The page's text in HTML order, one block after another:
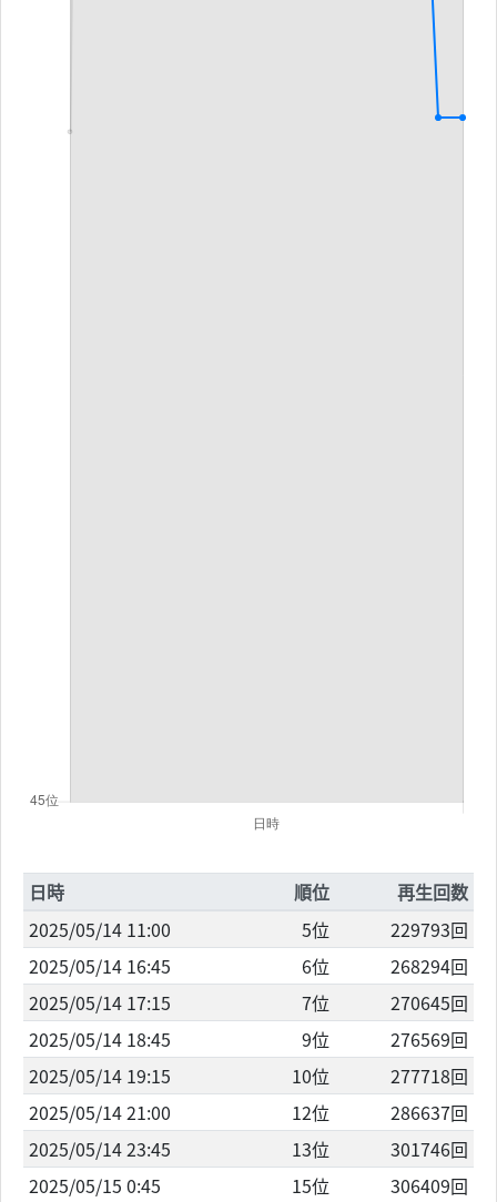
日時 順位
再生回数
2025/05/14 11:00
5位
229793回
2025/05/14 16:45
6位
268294回
2025/05/14 17:15
7位
270645回
2025/05/14 18:45
9位
276569回
2025/05/14 19:15
10位
277718回
2025/05/14 21:00
12位
286637回
2025/05/14 23:45
13位
301746回
2025/05/15 0:45
15位
306409回